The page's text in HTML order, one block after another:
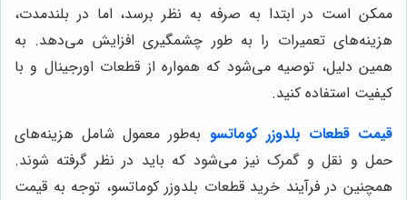
ممکن است در ابتدا به صرفه به نظر برسد، اما در بلندمدت،
هزینه‌های تعمیرات را به طور چشمگیری افزایش می‌دهد. به
همین دلیل، توصیه می‌شود که همواره از قطعات اورجینال و با
کیفیت استفاده کنید.
قیمت قطعات بلدوزر کوماتسو به‌طور معمول شامل هزینه‌های
حمل و نقل و گمرک نیز می‌شود که باید در نظر گرفته شوند.
همچنین در فرآیند خرید قطعات بلدوزر کوماتسو، توجه به قیمت